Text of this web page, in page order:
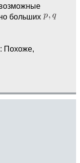
больших
Похоже,